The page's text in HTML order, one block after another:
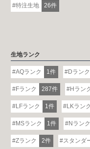
特注生地 26件
生地ランク
AQランク 1件 Dランク
Fランク 287件 Hラン
LFランク 1件 LKランク
MSランク 1件 Nランク
Zランク 2件 スタンダ